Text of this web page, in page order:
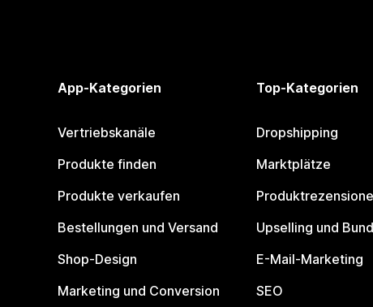
App-Kategorien
Vertriebskanäle
Produkte finden
Produkte verkaufen
Bestellungen und Versand
Shop-Design
Marketing und Conversion
Top-Kategorien
Dropshipping
Marktplätze
Upselling und
E-Mail-Marketing
SEO